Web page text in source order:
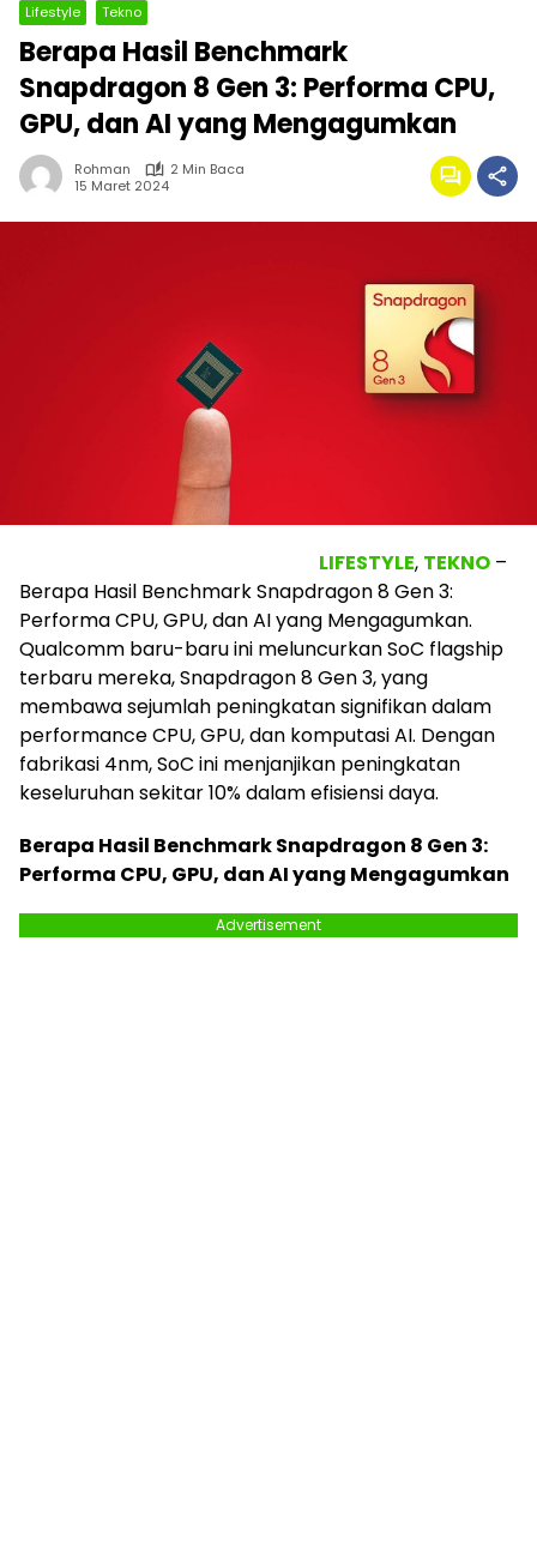
Lifestyle Tekno
Berapa Hasil Benchmark
Snapdragon 8 Gen 3: Performa CPU,
GPU, dan AI yang Mengagumkan
Rohman
2 Min Baca
15 Maret 2024
LIFESTYLE, TEKNO –
Berapa Hasil Benchmark Snapdragon 8 Gen 3:
Performa CPU, GPU, dan AI yang Mengagumkan.
Qualcomm baru-baru ini meluncurkan SoC flagship
terbaru mereka, Snapdragon 8 Gen 3, yang
membawa sejumlah peningkatan signifikan dalam
performance CPU, GPU, dan komputasi AI. Dengan
fabrikasi 4nm, SoC ini menjanjikan peningkatan
keseluruhan sekitar 10% dalam efisiensi daya.
Berapa Hasil Benchmark Snapdragon 8 Gen 3:
Performa CPU, GPU, dan AI yang Mengagumkan
Advertisement